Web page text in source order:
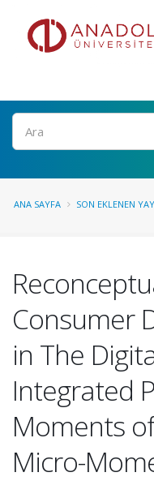
Ara
ANA SAYFA SON EKLENEN
Consumer
in The
Integrated
Moments
Micro-